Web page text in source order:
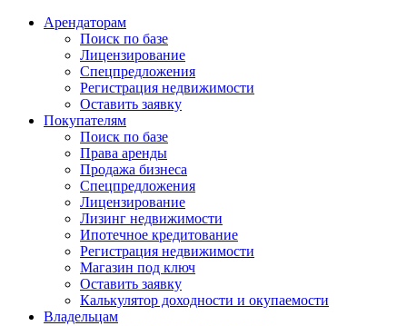
Арендаторам
Поиск по базе
Лицензирование
Спецпредложения
Регистрация недвижимости
Оставить заявку
Покупателям
Поиск по базе
Права аренды
Продажа бизнеса
Спецпредложения
Лицензирование
Лизинг недвижимости
Ипотечное кредитование
Регистрация недвижимости
Магазин под ключ
Оставить заявку
Калькулятор доходности и окупаемости
Владельцам